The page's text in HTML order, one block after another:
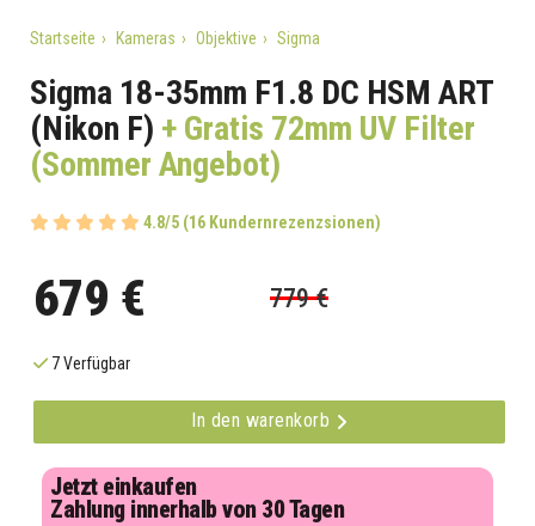
Startseite Kameras Objektive Sigma
Sigma 18-35mm F1.8 DC HSM ART
(Nikon F) + Gratis 72mm UV Filter
(Sommer Angebot)
4.8/5 (16 Kundernrezenzsionen)
679 € 779 €
7 Verfügbar
In den warenkorb
Jetzt einkaufen
Zahlung innerhalb von 30 Tagen